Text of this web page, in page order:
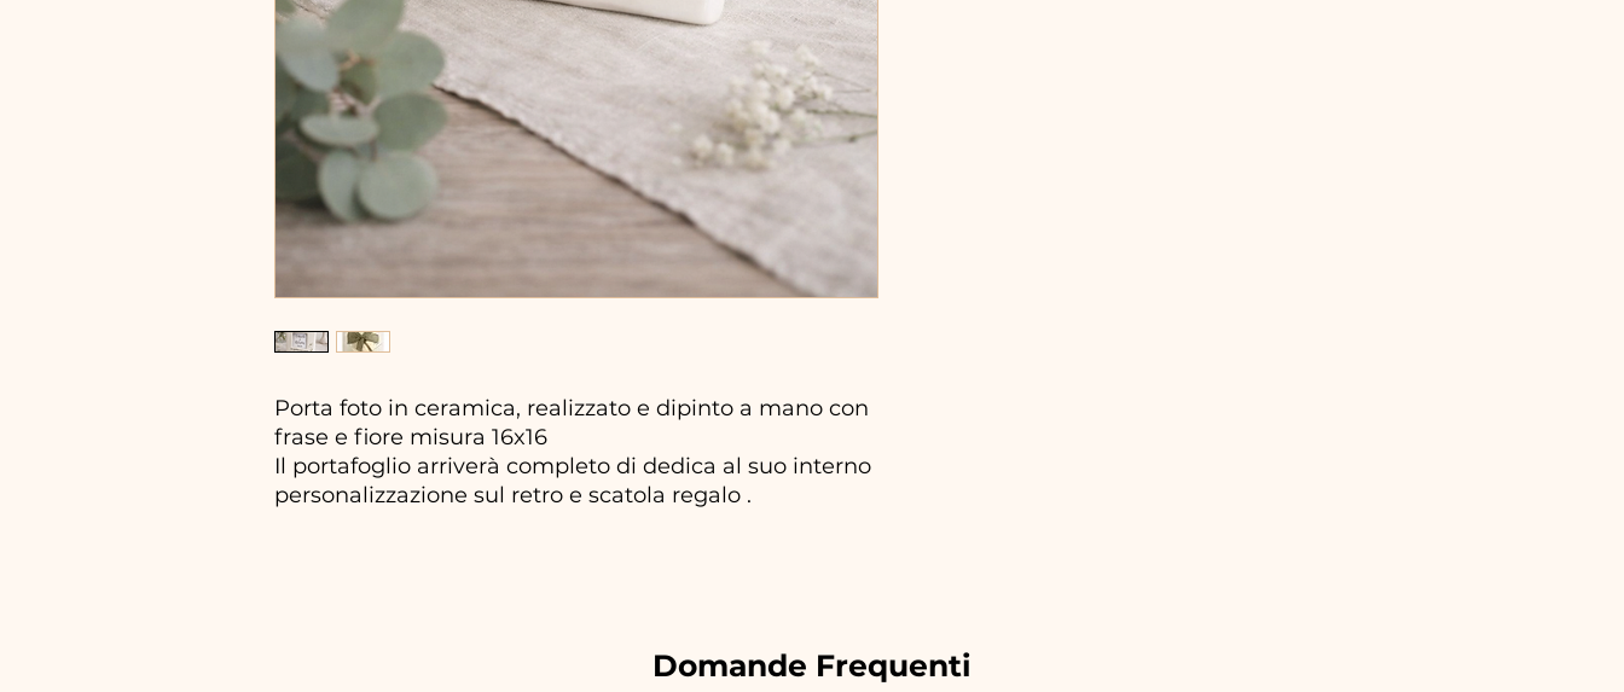
Porta foto in ceramica, realizzato e dipinto a mano con
frase e fiore misura 16x16
Il portafoglio arriverà completo di dedica al suo interno
personalizzazione sul retro e scatola regalo .
Domande Frequenti